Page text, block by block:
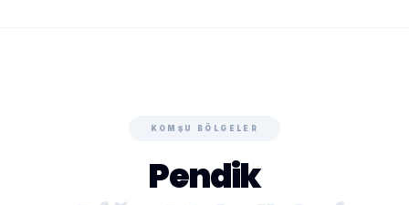
KOMŞU BÖLGELER
Pendik